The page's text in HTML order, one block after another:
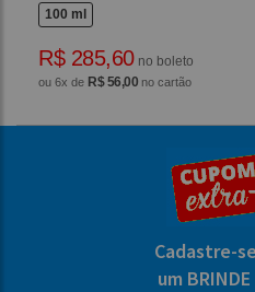
100 ml
R$ 285,60no boleto
ou 6x de R$ 56,00 no cartão
Cadastre-
um BRINDE